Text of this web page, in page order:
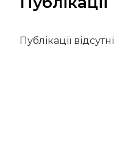
Публікації відсутні